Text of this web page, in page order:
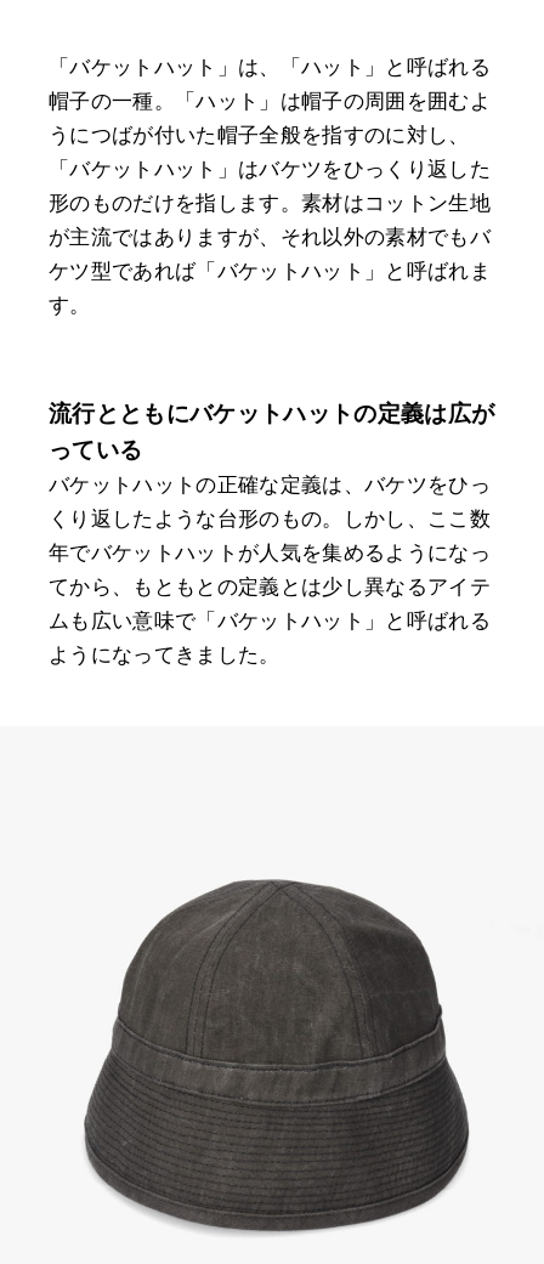
「バケットハット」は、「ハット」と呼ばれる
帽子の一種。「ハット」は帽子の周囲を囲むよ
うにつばが付いた帽子全般を指すのに対し、
「バケットハット」はバケツをひっくり返した
形のものだけを指します。素材はコットン生地
が主流ではありますが、それ以外の素材でもバ
ケツ型であれば「バケットハット」と呼ばれま
す。
流行とともにバケットハットの定義は広が
っている
バケットハットの正確な定義は、バケツをひっ
くり返したような台形のもの。しかし、ここ数
年でバケットハットが人気を集めるようになっ
てから、もともとの定義とは少し異なるアイテ
ムも広い意味で「バケットハット」と呼ばれる
ようになってきました。